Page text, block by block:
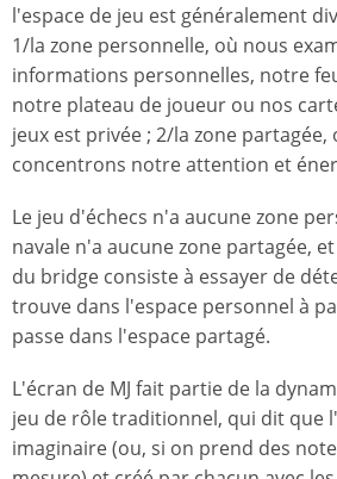
l'espace de jeu est généralement
1/la zone personnelle, où nous
informations personnelles, notre
notre plateau de joueur ou nos
jeux est privée ; 2/la zone partagée,
concentrons notre attention et
Le jeu d'échecs n'a aucune zone
navale n'a aucune zone partagée,
du bridge consiste à essayer de
trouve dans l'espace personnel à
passe dans l'espace partagé.
L'écran de MJ fait partie de la
jeu de rôle traditionnel, qui dit que
imaginaire (ou, si on prend des